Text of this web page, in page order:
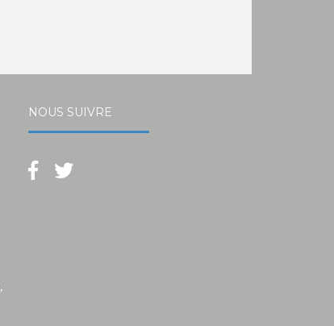
,
NOUS SUIVRE